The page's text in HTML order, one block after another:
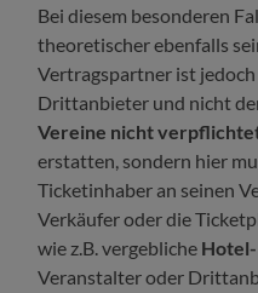
Bei diesem besonderen
theoretischer ebenfalls
Vertragspartner ist
Drittanbieter und nicht
Vereine nicht
erstatten, sondern hier
Ticketinhaber an seinen
Verkäufer oder die
wie z.B. vergebliche
Veranstalter oder